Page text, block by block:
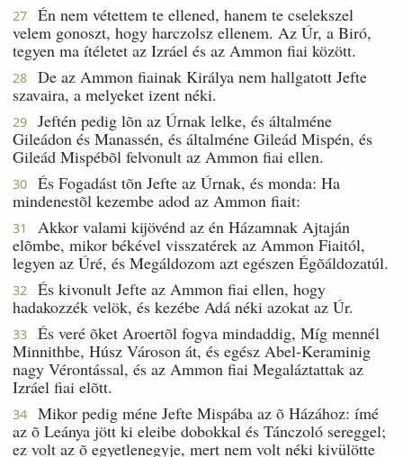
27
Én nem vétettem te ellened, hanem te cselekszel
velem gonoszt, hogy harczolsz ellenem. Az Úr, a Biró,
tegyen ma ítéletet az Izráel és az Ammon fiai között.
28
De az Ammon fiainak Királya nem hallgatott Jefte
szavaira, a melyeket izent néki.
29
Jeftén pedig lõn az Úrnak lelke, és általméne
Gileádon és Manassén, és általméne Gileád Mispén, és
Gileád Mispébõl felvonult az Ammon fiai ellen.
30
És Fogadást tõn Jefte az Úrnak, és monda: Ha
mindenestõl kezembe adod az Ammon fiait:
31
Akkor valami kijövénd az én Házamnak Ajtaján
elõmbe, mikor békével visszatérek az Ammon Fiaitól,
legyen az Úré, és Megáldozom azt egészen Égõáldozatúl.
32
És kivonult Jefte az Ammon fiai ellen, hogy
hadakozzék velök, és kezébe Adá néki azokat az Úr.
33
És veré õket Aroertõl fogva mindaddig, Míg mennél
Minnithbe, Húsz Városon át, és egész Abel-Keraminig
nagy Vérontással, és az Ammon fiai Megaláztattak az
Izráel fiai elõtt.
34
Mikor pedig méne Jefte Mispába az õ Házához: ímé
az õ Leánya jött ki eleibe dobokkal és Tánczoló sereggel;
ez volt az õ egyetlenegyje, mert nem volt néki kivülötte